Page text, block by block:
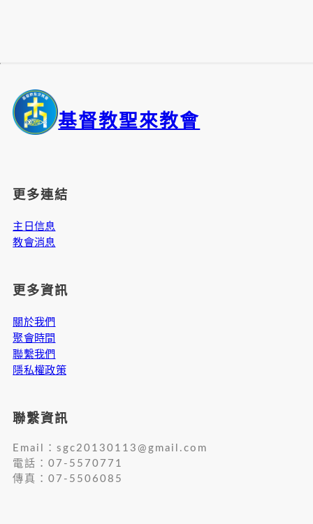
基督教聖來教會
更多連結
主日信息
教會消息
更多資訊
關於我們
聚會時間
聯繫我們
隱私權政策
聯繫資訊
Email：sgc20130113@gmail.com
電話：07-5570771
傳真：07-5506085